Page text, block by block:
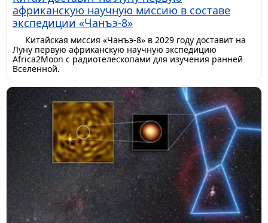
африканскую научную миссию в составе
экспедиции «Чанъэ-8»
Китайская миссия «Чанъэ-8» в 2029 году доставит на
Луну первую африканскую научную экспедицию
Africa2Moon с радиотелескопами для изучения ранней
Вселенной.